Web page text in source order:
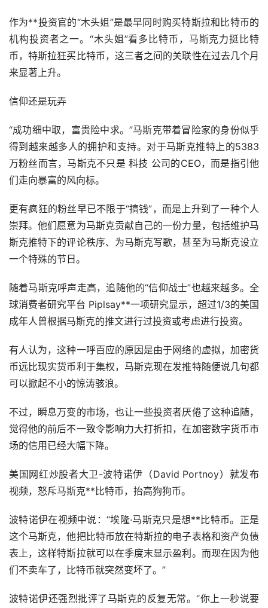
作为**投资官的“木头姐”是最早同时购买特斯拉和比特币的
机构投资者之一。“木头姐”看多比特币，马斯克力挺比特
币，特斯拉狂买比特币，这三者之间的关联性在过去几个月
来显著上升。
信仰还是玩弄
“成功细中取，富贵险中求。”马斯克带着冒险家的身份似乎
得到越来越多人的拥护和支持。对于马斯克推特上的5383
万粉丝而言，马斯克不只是 科技 公司的CEO，而是指引他
们走向暴富的风向标。
更有疯狂的粉丝早已不限于“搞钱”，而是上升到了一种个人
崇拜。他们愿意为马斯克贡献自己的一份力量，包括维护马
斯克推特下的评论秩序、为马斯克写歌，甚至为马斯克设立
一个特殊的节日。
随着马斯克呼声走高，追随他的“信仰战士”也越来越多。全
球消费者研究平台 Piplsay**一项研究显示，超过1/3的美国
成年人曾根据马斯克的推文进行过投资或考虑进行投资。
有人认为，这种一呼百应的原因是由于网络的虚拟，加密货
币远比现实货币利于集权，马斯克现在发推特随便说几句都
可以掀起不小的惊涛骇浪。
不过，瞬息万变的市场，也让一些投资者厌倦了这种追随，
觉得他的前后不一致令影响力大打折扣，在加密数字货币市
场的信用已经大幅下降。
美国网红炒股者大卫-波特诺伊（David Portnoy）就发布
视频，怒斥马斯克**比特币，抬高狗狗币。
波特诺伊在视频中说：“埃隆·马斯克只是想**比特币。正是
这个马斯克，他把比特币放在特斯拉的电子表格和资产负债
表上，这样特斯拉就可以在季度末显示盈利。而现在因为他
们不卖车了，比特币就突然变坏了。”
波特诺伊还强烈批评了马斯克的反复无常。“你上一秒说要